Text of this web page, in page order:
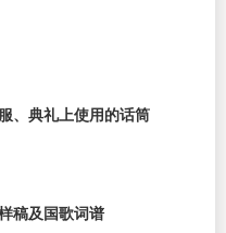
、典礼上使用的话筒
稿及国歌词谱